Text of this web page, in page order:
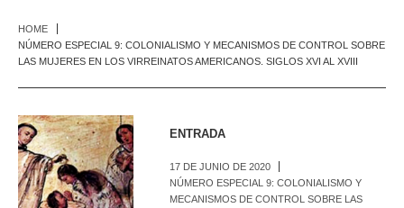
HOME
NÚMERO ESPECIAL 9: COLONIALISMO Y MECANISMOS DE CONTROL SOBRE
LAS MUJERES EN LOS VIRREINATOS AMERICANOS. SIGLOS XVI AL XVIII
ENTRADA
17 DE JUNIO DE 2020
NÚMERO ESPECIAL 9: COLONIALISMO Y
MECANISMOS DE CONTROL SOBRE LAS